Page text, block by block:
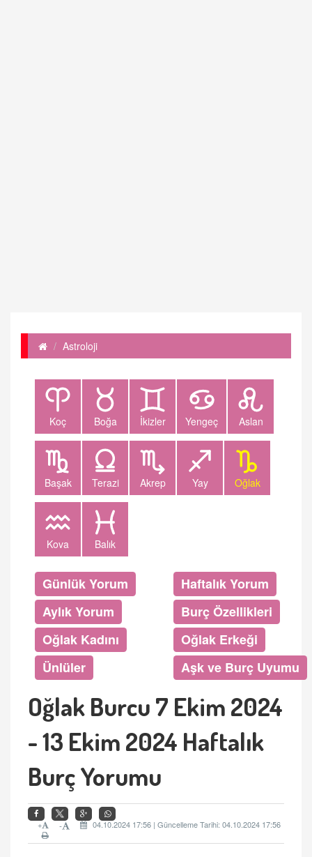
Astroloji
Koç Boğa İkizler Yengeç Aslan
Başak Terazi Akrep Yay Oğlak
Kova Balık
Günlük Yorum
Haftalık Yorum
Aylık Yorum
Burç Özellikleri
Oğlak Kadını
Oğlak Erkeği
Ünlüler
Aşk ve Burç Uyumu
Oğlak Burcu 7 Ekim 2024
- 13 Ekim 2024 Haftalık
Burç Yorumu
04.10.2024 17:56 | Güncelleme Tarihi: 04.10.2024 17:56
-
+